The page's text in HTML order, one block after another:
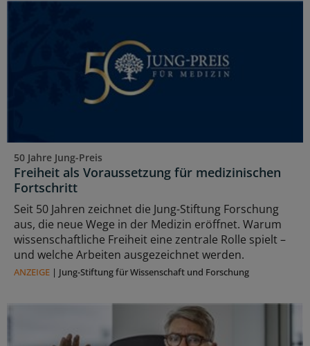
50 Jahre Jung-Preis
Freiheit als Voraussetzung für medizinischen
Fortschritt
Seit 50 Jahren zeichnet die Jung-Stiftung Forschung
aus, die neue Wege in der Medizin eröffnet. Warum
wissenschaftliche Freiheit eine zentrale Rolle spielt –
und welche Arbeiten ausgezeichnet werden.
ANZEIGE | Jung-Stiftung für Wissenschaft und Forschung